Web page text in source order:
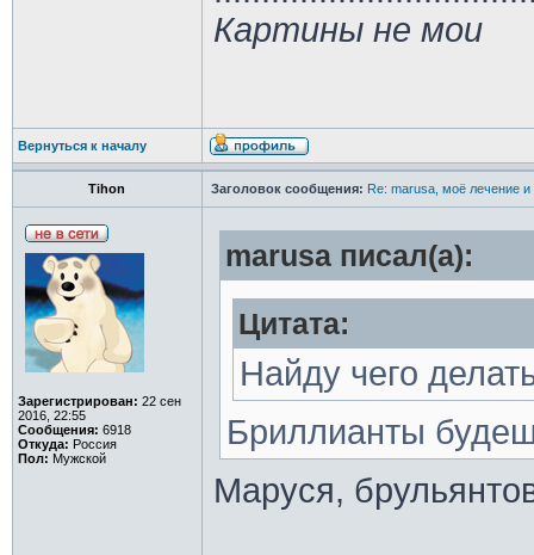
Картины не мои
Вернуться к началу
Tihon Заголовок сообщения: Re: marusa, моё лечение и
Зарегистрирован: 22 сен
2016, 22:55
Сообщения: 6918
Откуда: Россия
Пол: Мужской
marusa писал(а):
Цитата:
Найду чего
Бриллианты
Маруся,